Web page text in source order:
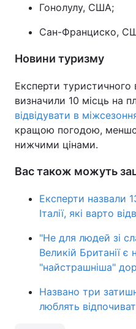
Гонолулу, США;
Сан-Франциско,
Новини туризму
Експерти
визначили 10 місць на
відвідувати в
кращою погодою,
нижчими цінами.
Вас також можуть
Експерти назвали
Італії, які варто
"Не для людей зі
Великій Британії є
"найстрашніша"
Названо три
люблять